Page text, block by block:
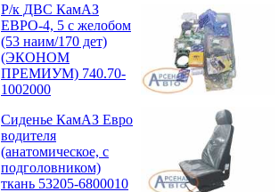
Р/к ДВС КамАЗ
ЕВРО-4, 5 с желобом
(53 наим/170 дет)
(ЭКОНОМ
ПРЕМИУМ) 740.70-
1002000
Сиденье КамАЗ Евро
водителя
(анатомическое, с
подголовником)
ткань 53205-6800010